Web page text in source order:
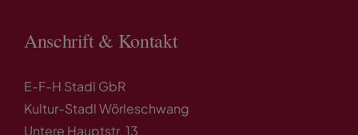
Anschrift & Kontakt
E-F-H Stadl GbR
Kultur-Stadl Wörleschwang
Untere Hauptstr. 13